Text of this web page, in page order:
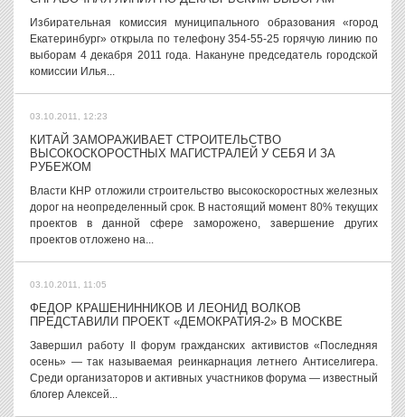
Избирательная комиссия муниципального образования «город
Екатеринбург» открыла по телефону 354-55-25 горячую линию по
выборам 4 декабря 2011 года. Накануне председатель городской
комиссии Илья...
03.10.2011, 12:23
КИТАЙ ЗАМОРАЖИВАЕТ СТРОИТЕЛЬСТВО
ВЫСОКОСКОРОСТНЫХ МАГИСТРАЛЕЙ У СЕБЯ И ЗА
РУБЕЖОМ
Власти КНР отложили строительство высокоскоростных железных
дорог на неопределенный срок. В настоящий момент 80% текущих
проектов в данной сфере заморожено, завершение других
проектов отложено на...
03.10.2011, 11:05
ФЕДОР КРАШЕНИННИКОВ И ЛЕОНИД ВОЛКОВ
ПРЕДСТАВИЛИ ПРОЕКТ «ДЕМОКРАТИЯ-2» В МОСКВЕ
Завершил работу II форум гражданских активистов «Последняя
осень» — так называемая реинкарнация летнего Антиселигера.
Среди организаторов и активных участников форума — известный
блогер Алексей...